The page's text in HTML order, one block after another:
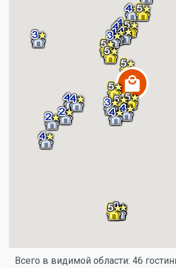
Всего в видимой области: 46